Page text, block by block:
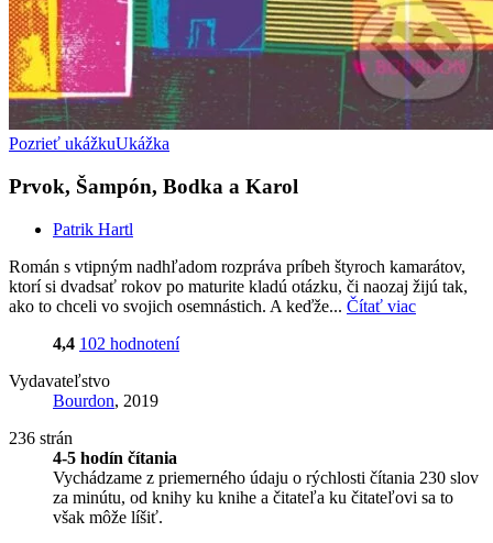
Pozrieť ukážkuUkážka
Prvok, Šampón, Bodka a Karol
Patrik Hartl
Román s vtipným nadhľadom rozpráva príbeh štyroch kamarátov,
ktorí si dvadsať rokov po maturite kladú otázku, či naozaj žijú tak,
ako to chceli vo svojich osemnástich. A keďže... Čítať viac
4,4 102 hodnotení
Vydavateľstvo
Bourdon, 2019
236 strán
4-5 hodín čítania
Vychádzame z priemerného údaju o rýchlosti čítania 230 slov
za minútu, od knihy ku knihe a čitateľa ku čitateľovi sa to
však môže líšiť.